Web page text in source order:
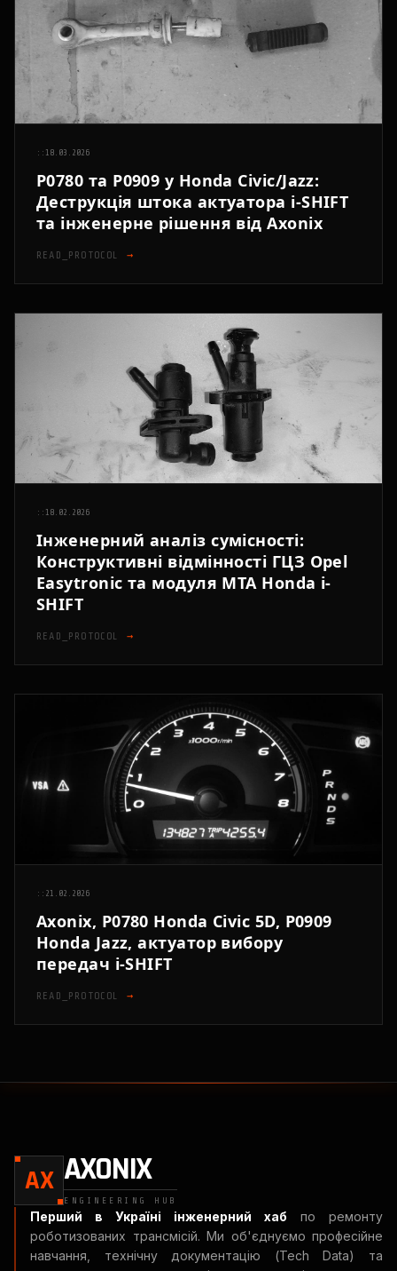
:: 18.03.2026
P0780 та P0909 у Honda Civic/Jazz:
Деструкція штока актуатора i-SHIFT
та інженерне рішення від Axonix
READ_PROTOCOL →
:: 18.02.2026
Інженерний аналіз сумісності:
Конструктивні відмінності ГЦЗ Opel
Easytronic та модуля МТА Honda i-
SHIFT
READ_PROTOCOL →
:: 21.02.2026
Axonix, P0780 Honda Civic 5D, P0909
Honda Jazz, актуатор вибору
передач i-SHIFT
READ_PROTOCOL →
AX AXONIX
ENGINEERING HUB
Перший в Україні інженерний хаб по ремонту
роботизованих трансмісій. Ми об'єднуємо професійне
навчання, технічну документацію (Tech Data) та